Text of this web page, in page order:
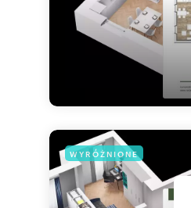
WYRÓŻNIONE